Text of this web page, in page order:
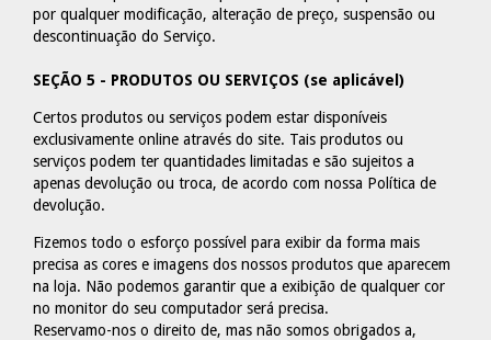
por qualquer modificação, alteração de preço, suspensão ou
descontinuação do Serviço.
SEÇÃO 5 - PRODUTOS OU SERVIÇOS (se aplicável)
Certos produtos ou serviços podem estar disponíveis
exclusivamente online através do site. Tais produtos ou
serviços podem ter quantidades limitadas e são sujeitos a
apenas devolução ou troca, de acordo com nossa Política de
devolução.
Fizemos todo o esforço possível para exibir da forma mais
precisa as cores e imagens dos nossos produtos que aparecem
na loja. Não podemos garantir que a exibição de qualquer cor
no monitor do seu computador será precisa.
Reservamo-nos o direito de, mas não somos obrigados a,